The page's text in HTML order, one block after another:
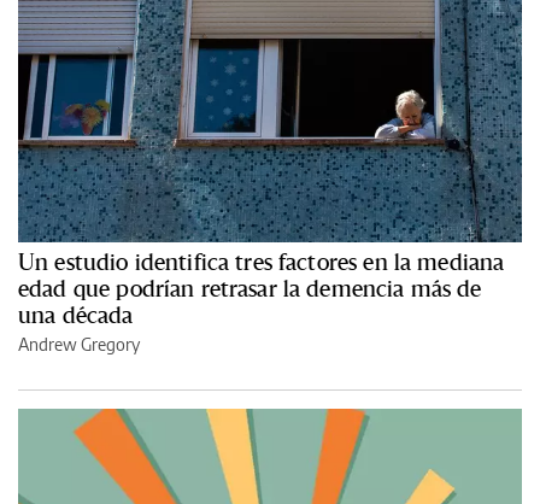
Un estudio identifica tres factores en la mediana
edad que podrían retrasar la demencia más de
una década
Andrew Gregory